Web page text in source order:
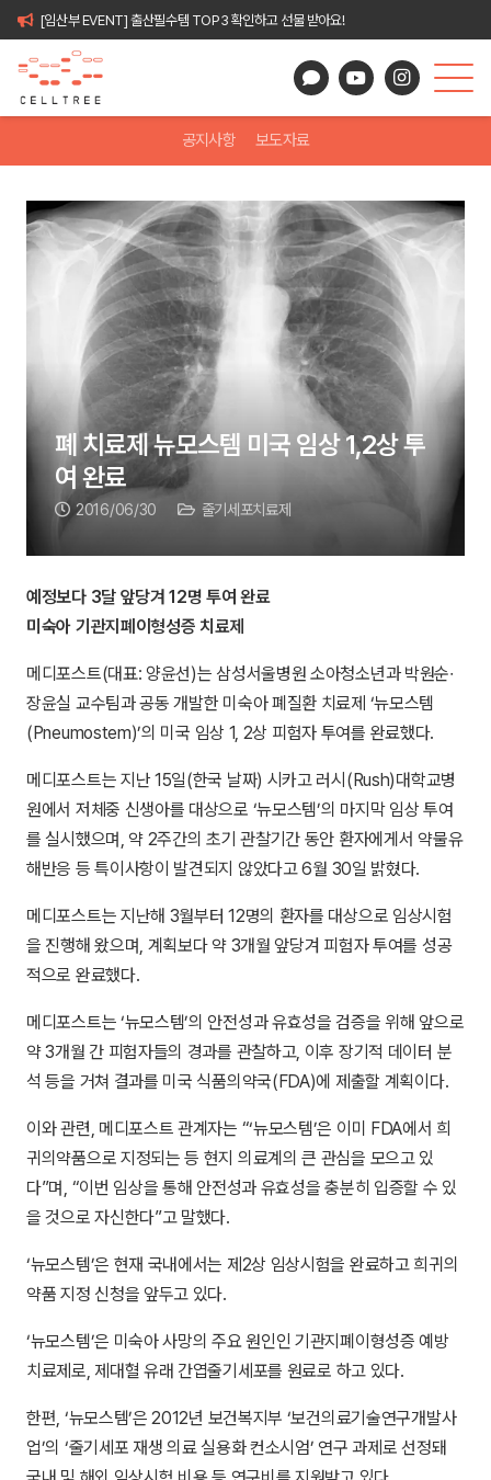
[임산부 EVENT] 출산필수템 TOP3 확인하고 선물 받아요!
공지사항 보도자료
폐 치료제 뉴모스템 미국 임상 1,2상 투
여 완료
2016/06/30 줄기세포치료제
예정보다 3달 앞당겨 12명 투여 완료
미숙아 기관지폐이형성증 치료제
메디포스트(대표: 양윤선)는 삼성서울병원 소아청소년과 박원순∙
장윤실 교수팀과 공동 개발한 미숙아 폐질환 치료제 ‘뉴모스템
(Pneumostem)’의 미국 임상 1, 2상 피험자 투여를 완료했다.
메디포스트는 지난 15일(한국 날짜) 시카고 러시(Rush)대학교병
원에서 저체중 신생아를 대상으로 ‘뉴모스템’의 마지막 임상 투여
를 실시했으며, 약 2주간의 초기 관찰기간 동안 환자에게서 약물유
해반응 등 특이사항이 발견되지 않았다고 6월 30일 밝혔다.
메디포스트는 지난해 3월부터 12명의 환자를 대상으로 임상시험
을 진행해 왔으며, 계획보다 약 3개월 앞당겨 피험자 투여를 성공
적으로 완료했다.
메디포스트는 ‘뉴모스템’의 안전성과 유효성을 검증을 위해 앞으로
약 3개월 간 피험자들의 경과를 관찰하고, 이후 장기적 데이터 분
석 등을 거쳐 결과를 미국 식품의약국(FDA)에 제출할 계획이다.
이와 관련, 메디포스트 관계자는 “‘뉴모스템’은 이미 FDA에서 희
귀의약품으로 지정되는 등 현지 의료계의 큰 관심을 모으고 있
다”며, “이번 임상을 통해 안전성과 유효성을 충분히 입증할 수 있
을 것으로 자신한다”고 말했다.
‘뉴모스템’은 현재 국내에서는 제2상 임상시험을 완료하고 희귀의
약품 지정 신청을 앞두고 있다.
‘뉴모스템’은 미숙아 사망의 주요 원인인 기관지폐이형성증 예방
치료제로, 제대혈 유래 간엽줄기세포를 원료로 하고 있다.
한편, ‘뉴모스템’은 2012년 보건복지부 ‘보건의료기술연구개발사
업’의 ‘줄기세포 재생 의료 실용화 컨소시엄’ 연구 과제로 선정돼